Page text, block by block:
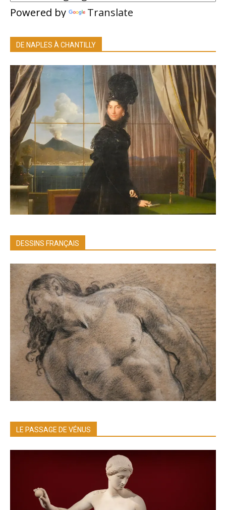
Powered by Translate
DE NAPLES À CHANTILLY
DESSINS FRANÇAIS
LE PASSAGE DE VÉNUS